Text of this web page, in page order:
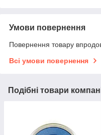
Умови повернення
Повернення товару
Всі умови повернення
Подібні товари